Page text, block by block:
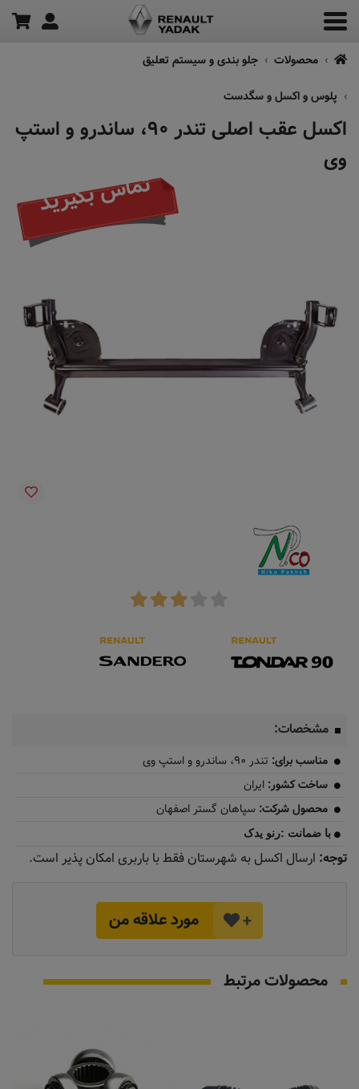
محصولات
جلو بندی و سیستم تعلیق
پلوس و اکسل و سگدست
اکسل عقب اصلی تندر ۹۰، ساندرو و استپ
وی
تماس بگیرید
مشخصات:
مناسب برای: تندر ۹۰، ساندرو و استپ وی
ساخت کشور: ایران
محصول شرکت: سپاهان گستر اصفهان
با ضمانت :رنو یدک
توجه: ارسال اکسل به شهرستان فقط با باربری امکان پذیر است.
+ مورد علاقه من
محصولات مرتبط